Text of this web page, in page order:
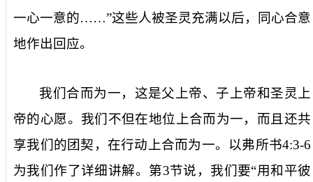
一心一意的……”这些人被圣灵充满以后，同心合意
地作出回应。
我们合而为一，这是父上帝、子上帝和圣灵上
帝的心愿。我们不但在地位上合而为一，而且还共
享我们的团契，在行动上合而为一。以弗所书4:3-6
为我们作了详细讲解。第3节说，我们要“用和平彼